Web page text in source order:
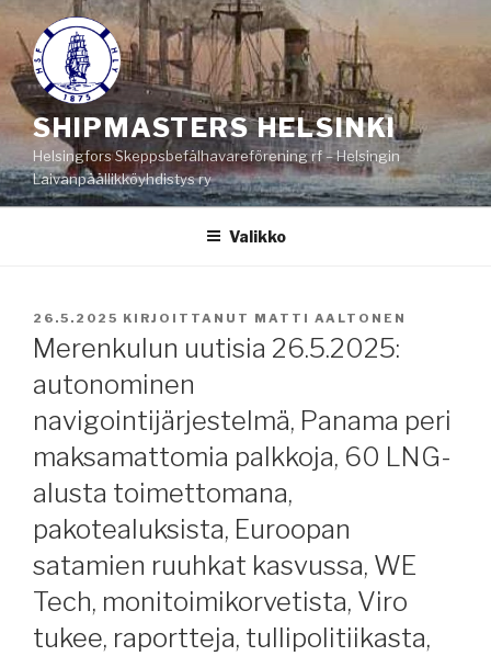
Siirry
sisältöön
SHIPMASTERS HELSINKI
Helsingfors Skeppsbefälhavareförening rf – Helsingin
Laivanpäällikköyhdistys ry
Valikko
JULKAISTU
26.5.2025 KIRJOITTANUT MATTI AALTONEN
Merenkulun uutisia 26.5.2025:
autonominen
navigointijärjestelmä, Panama peri
maksamattomia palkkoja, 60 LNG-
alusta toimettomana,
pakotealuksista, Euroopan
satamien ruuhkat kasvussa, WE
Tech, monitoimikorvetista, Viro
tukee, raportteja, tullipolitiikasta,